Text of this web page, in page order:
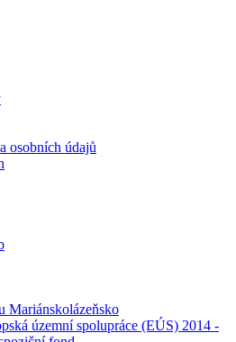
osobních údajů
Mariánskolázeňsko
územní spolupráce (EÚS) 2014 -